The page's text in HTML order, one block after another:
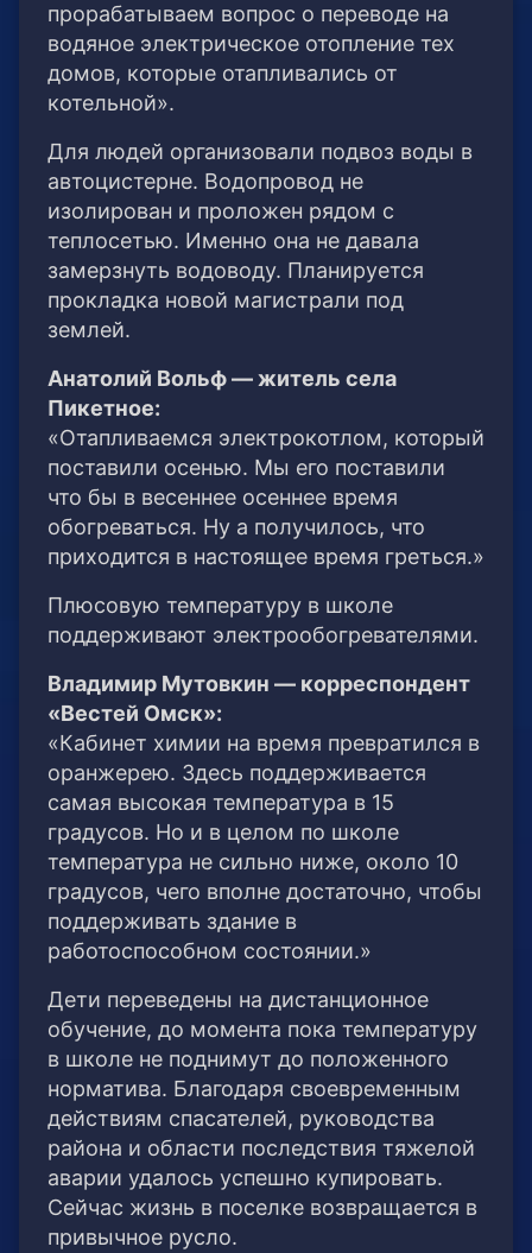
прорабатываем вопрос о переводе на
водяное электрическое отопление тех
домов, которые отапливались от
котельной».
Для людей организовали подвоз воды в
автоцистерне. Водопровод не
изолирован и проложен рядом с
теплосетью. Именно она не давала
замерзнуть водоводу. Планируется
прокладка новой магистрали под
землей.
Анатолий Вольф — житель села
Пикетное:
«Отапливаемся электрокотлом, который
поставили осенью. Мы его поставили
что бы в весеннее осеннее время
обогреваться. Ну а получилось, что
приходится в настоящее время греться.»
Плюсовую температуру в школе
поддерживают электрообогревателями.
Владимир Мутовкин — корреспондент
«Вестей Омск»:
«Кабинет химии на время превратился в
оранжерею. Здесь поддерживается
самая высокая температура в 15
градусов. Но и в целом по школе
температура не сильно ниже, около 10
градусов, чего вполне достаточно, чтобы
поддерживать здание в
работоспособном состоянии.»
Дети переведены на дистанционное
обучение, до момента пока температуру
в школе не поднимут до положенного
норматива. Благодаря своевременным
действиям спасателей, руководства
района и области последствия тяжелой
аварии удалось успешно купировать.
Сейчас жизнь в поселке возвращается в
привычное русло.